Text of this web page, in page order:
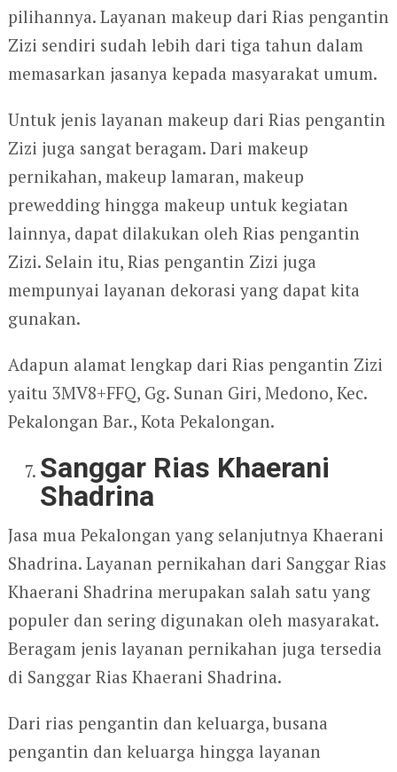
pilihannya. Layanan makeup dari Rias pengantin
Zizi sendiri sudah lebih dari tiga tahun dalam
memasarkan jasanya kepada masyarakat umum.
Untuk jenis layanan makeup dari Rias pengantin
Zizi juga sangat beragam. Dari makeup
pernikahan, makeup lamaran, makeup
prewedding hingga makeup untuk kegiatan
lainnya, dapat dilakukan oleh Rias pengantin
Zizi. Selain itu, Rias pengantin Zizi juga
mempunyai layanan dekorasi yang dapat kita
gunakan.
Adapun alamat lengkap dari Rias pengantin Zizi
yaitu 3MV8+FFQ, Gg. Sunan Giri, Medono, Kec.
Pekalongan Bar., Kota Pekalongan.
Sanggar Rias Khaerani
Shadrina
Jasa mua Pekalongan yang selanjutnya Khaerani
Shadrina. Layanan pernikahan dari Sanggar Rias
Khaerani Shadrina merupakan salah satu yang
populer dan sering digunakan oleh masyarakat.
Beragam jenis layanan pernikahan juga tersedia
di Sanggar Rias Khaerani Shadrina.
Dari rias pengantin dan keluarga, busana
pengantin dan keluarga hingga layanan